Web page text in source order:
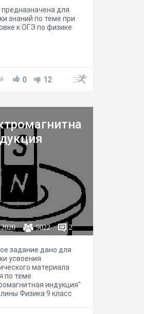
предназначена для
знаний по теме при
к ОГЭ по физике
0 12
9022 2
задание дано для
усвоения
материала
по теме
индукция"
Физика 9 класс